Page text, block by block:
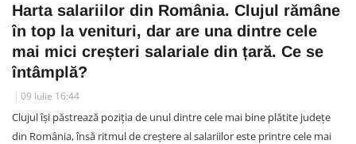
Harta salariilor din România. Clujul rămâne
în top la venituri, dar are una dintre cele
mai mici creșteri salariale din țară. Ce se
întâmplă?
09 Iulie 16:44
Clujul își păstrează poziția de unul dintre cele mai bine plătite județe
din România, însă ritmul de creștere al salariilor este printre cele mai